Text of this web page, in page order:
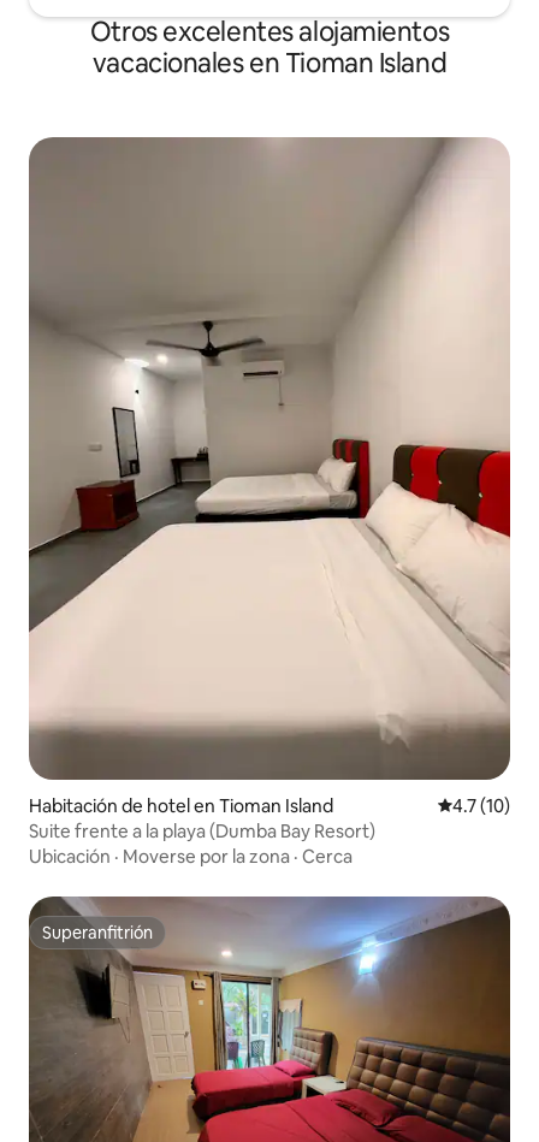
Otros excelentes alojamientos
vacacionales en Tioman Island
Habitación de hotel en Tioman Island Calificación
4.7 (10)
Suite frente a la playa (Dumba Bay Resort)
Ubicación · Moverse por la zona · Cerca
Superanfitrión
Superanfitrión